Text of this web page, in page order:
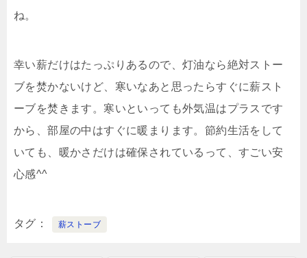
ね。
幸い薪だけはたっぷりあるので、灯油なら絶対ストー
ブを焚かないけど、寒いなあと思ったらすぐに薪スト
ーブを焚きます。寒いといっても外気温はプラスです
から、部屋の中はすぐに暖まります。節約生活をして
いても、暖かさだけは確保されているって、すごい安
心感^^
タグ 薪ストーブ